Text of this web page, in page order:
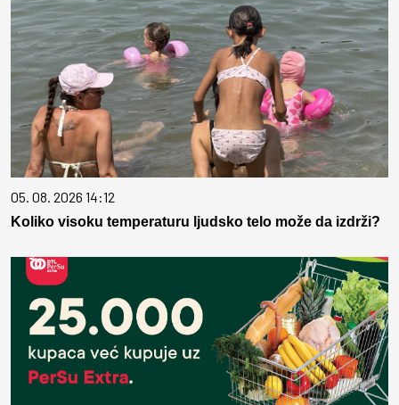
05. 08. 2026 14:12
Koliko visoku temperaturu ljudsko telo može da izdrži?